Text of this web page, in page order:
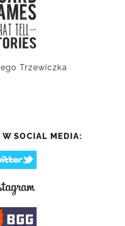
Trzewiczka
SOCIAL MEDIA: